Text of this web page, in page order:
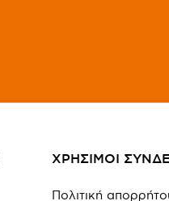
ΧΡΗΣΙΜΟΙ
Πολιτική